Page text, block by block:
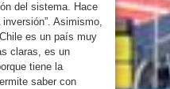
del sistema. Hace
Asimismo,
es un país muy
claras, es un
tiene la
saber con